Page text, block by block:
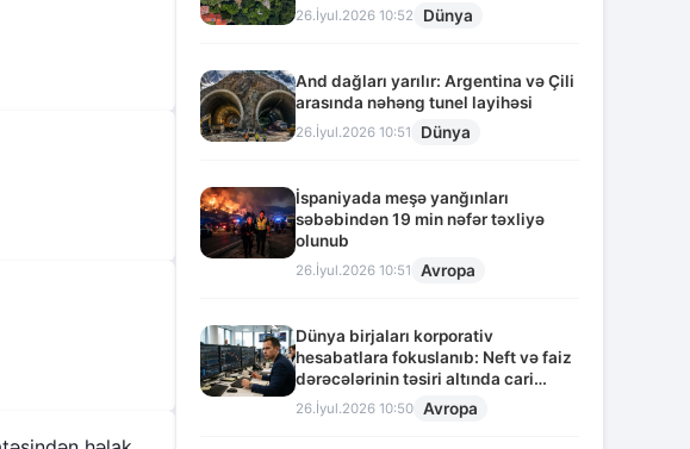
26.İyul.2026 10:52 Dünya
And dağları yarılır: Argentina və Çili
arasında nəhəng tunel layihəsi
26.İyul.2026 10:51 Dünya
İspaniyada meşə yanğınları
səbəbindən 19 min nəfər təxliyə
olunub
26.İyul.2026 10:51 Avropa
Dünya birjaları korporativ
hesabatlara fokuslanıb: Neft və faiz
dərəcələrinin təsiri altında cari
vəziyyət
26.İyul.2026 10:50 Avropa